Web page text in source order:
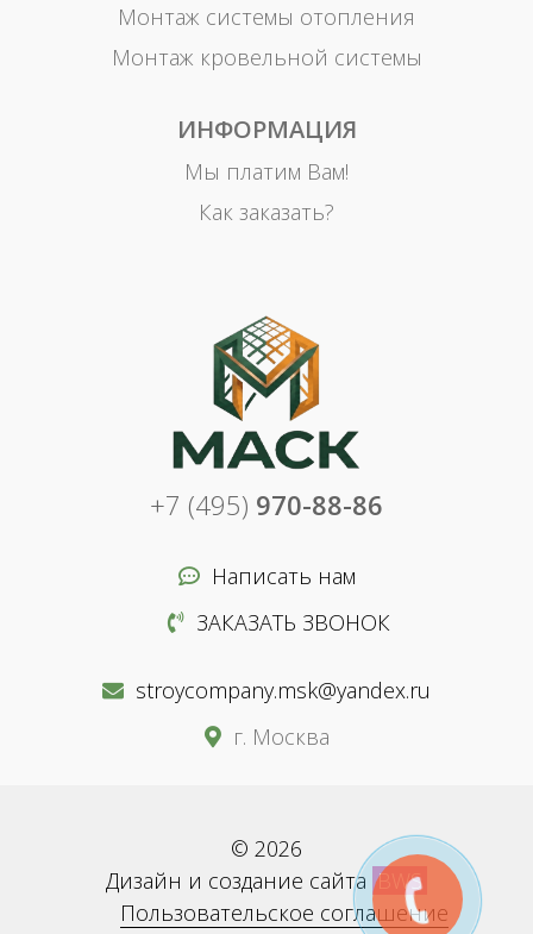
Монтаж системы отопления
Монтаж кровельной системы
ИНФОРМАЦИЯ
Мы платим Вам!
Как заказать?
+7 (495) 970-88-86
Написать нам
ЗАКАЗАТЬ ЗВОНОК
stroycompany.msk@yandex.ru
г. Москва
© 2026
Дизайн и создание сайта BWS
Пользовательское соглашение